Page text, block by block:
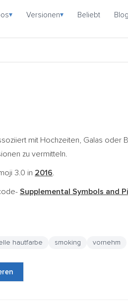
▾ Versionen▾ Beliebt Blog
mit Hochzeiten, Galas oder
zu vermitteln.
3.0 in 2016.
Supplemental Symbols and
hautfarbe smoking vornehm